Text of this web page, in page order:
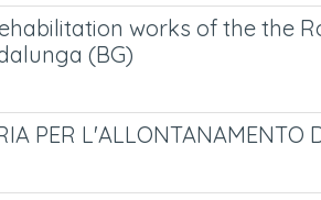
works of the the
(BG)
PER L'ALLONTANAMENTO